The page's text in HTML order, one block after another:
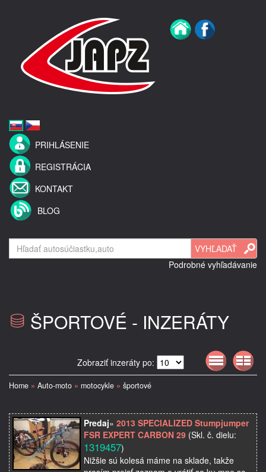
PRIHLÁSENIE
REGISTRÁCIA
KONTAKT
BLOG
Podrobné vyhľadávanie
ŠPORTOVÉ - INZERÁTY
Zobraziť inzeráty po:
Home » Auto-moto » motocykle » športové
Predaj» 2013 SPECIALIZED Stumpjumper
FSR EXPERT CARBON 29 (Skl. č. dielu:
1319457)
Nižšie sú kolesá máme na sklade, takže